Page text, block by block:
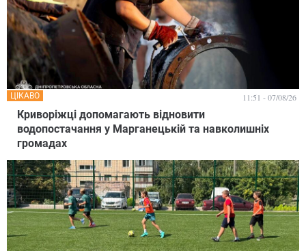
Криворіжці допомагають відновити
водопостачання у Марганецькій та навколишніх
громадах
ЦІКАВО 11:51 - 07/08/26